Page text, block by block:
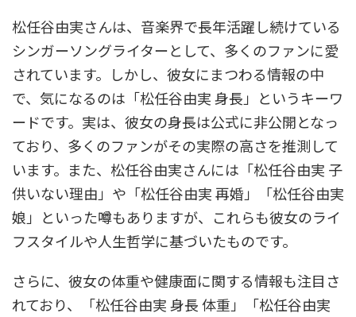
松任谷由実さんは、音楽界で長年活躍し続けている
シンガーソングライターとして、多くのファンに愛
されています。しかし、彼女にまつわる情報の中
で、気になるのは「松任谷由実 身長」というキーワ
ードです。実は、彼女の身長は公式に非公開となっ
ており、多くのファンがその実際の高さを推測して
います。また、松任谷由実さんには「松任谷由実 子
供いない理由」や「松任谷由実 再婚」「松任谷由実
娘」といった噂もありますが、これらも彼女のライ
フスタイルや人生哲学に基づいたものです。
さらに、彼女の体重や健康面に関する情報も注目さ
れており、「松任谷由実 身長 体重」「松任谷由実